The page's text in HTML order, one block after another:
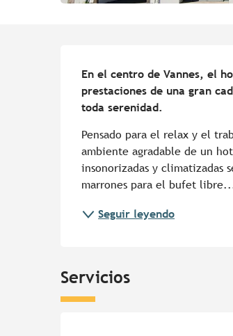
En el centro de Vannes, el
prestaciones de una gran
toda serenidad.
Pensado para el relax y el
ambiente agradable de un
insonorizadas y climatizadas
marrones para el bufet
Seguir leyendo
Servicios